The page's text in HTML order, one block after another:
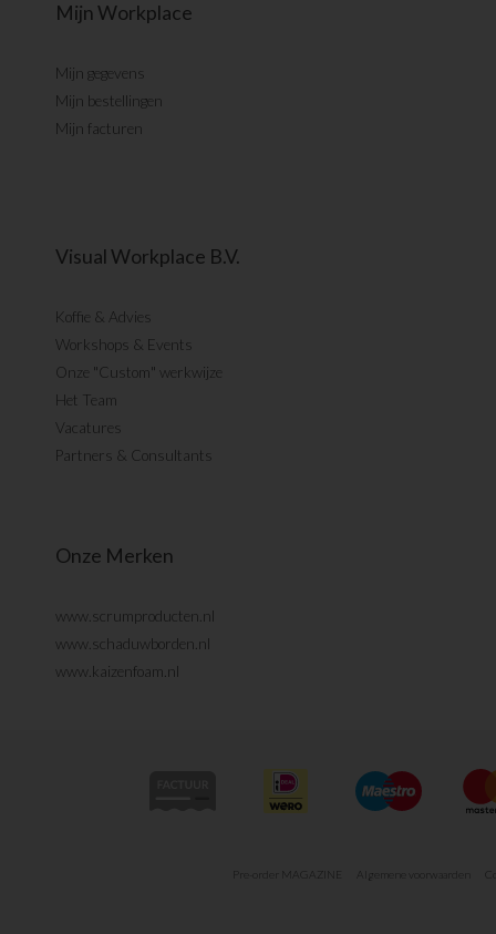
Mijn Workplace
Mijn gegevens
Mijn bestellingen
Mijn facturen
Visual Workplace B.V.
Koffie & Advies
Workshops & Events
Onze "Custom" werkwijze
Het Team
Vacatures
Partners & Consultants
Onze Merken
www.scrumproducten.nl
www.schaduwborden.nl
www.kaizenfoam.nl
Pre-order MAGAZINE Algemene voorwaarden